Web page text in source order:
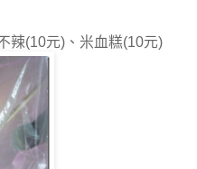
辣(10元)、米血糕(10元)